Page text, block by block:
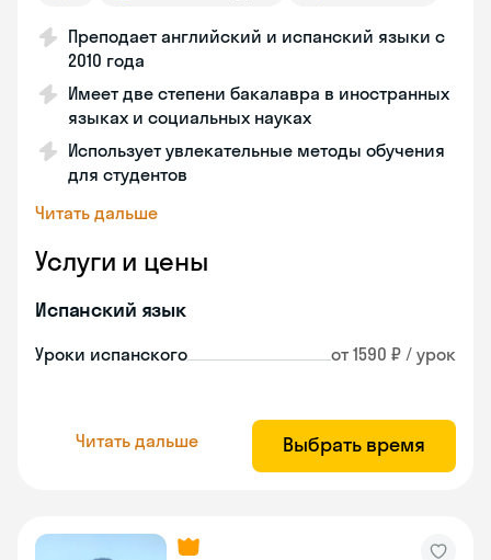
Преподает английский и испанский языки с
2010 года
Имеет две степени бакалавра в иностранных
языках и социальных науках
Использует увлекательные методы обучения
для студентов
Читать дальше
Услуги и цены
Испанский язык
Уроки испанского от 1590 ₽ / урок
Читать дальше Выбрать время